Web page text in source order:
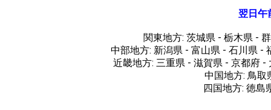
翌日午
関東地方: 茨城県 - 栃木県 -
中部地方: 新潟県 - 富山県 - 石川県 -
近畿地方: 三重県 - 滋賀県 - 京都府
中国地方: 鳥取
四国地方: 徳島